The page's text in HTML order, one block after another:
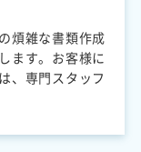
煩雑な書類作成
ます。お客様に
、専門スタッフ